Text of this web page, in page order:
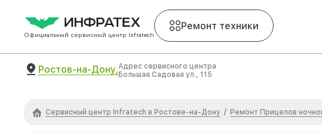
Официальный сервисный центр Infratech
Ремонт техники
Ростов-на-Дону,Адрес сервисного центра
Большая Садовая ул., 115
Сервисный центр Infratech в Ростове-на-Дону / Ремонт Прицелов